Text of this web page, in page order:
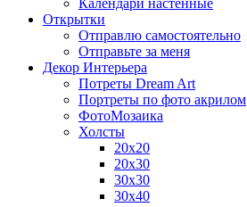
Открытки
Отправлю самостоятельно
Отправьте за меня
Декор Интерьера
Потреты Dream Art
Портреты по фото акрилом
ФотоМозаика
Холсты
20х20
20х30
30х30
30х40